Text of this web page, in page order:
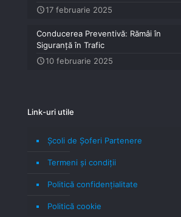
17 februarie 2025
Conducerea Preventivă: Rămâi în
Siguranță în Trafic
10 februarie 2025
Link-uri utile
Școli de Șoferi Partenere
Termeni şi condiţii
Politică confidenţialitate
Politică cookie